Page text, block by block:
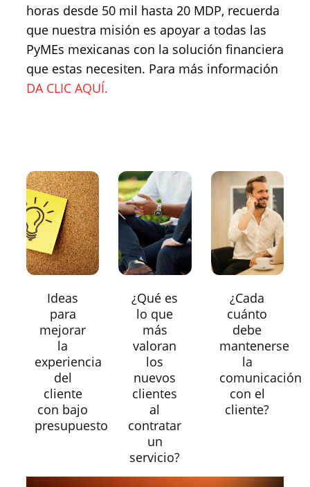
horas desde 50 mil hasta 20 MDP, recuerda
que nuestra misión es apoyar a todas las
PyMEs mexicanas con la solución financiera
que estas necesiten. Para más información
DA CLIC AQUÍ.
Ideas
para
mejorar
la
experiencia
del
cliente
con bajo
presupuesto
¿Qué es
lo que
más
valoran
los
nuevos
clientes
al
contratar
un
servicio?
¿Cada
cuánto
debe
mantenerse
la
comunicación
con el
cliente?